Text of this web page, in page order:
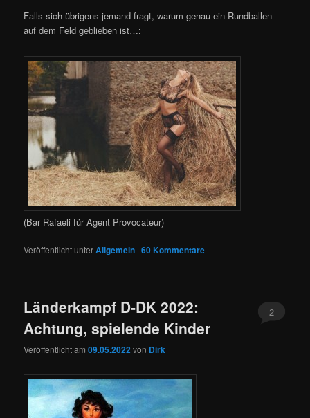
Falls sich übrigens jemand fragt, warum genau ein Rundballen
auf dem Feld geblieben ist…:
(Bar Rafaeli für Agent Provocateur)
Veröffentlicht unterAllgemein |60Kommentare
Länderkampf D-DK 2022:
Achtung, spielende Kinder
Veröffentlicht am09.05.2022von Dirk
2